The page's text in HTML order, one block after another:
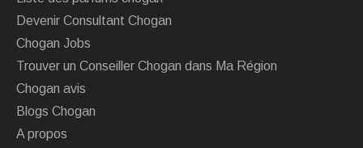
Devenir Consultant Chogan
Chogan Jobs
Trouver un Conseiller Chogan dans Ma Région
Chogan avis
Blogs Chogan
A propos